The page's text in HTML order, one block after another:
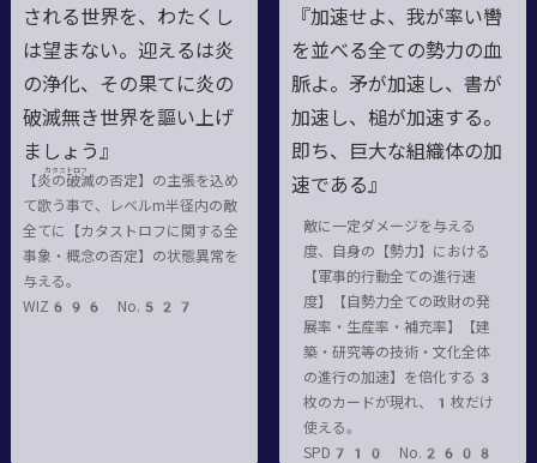
される世界を、わたくし
は望まない。迎えるは炎
の浄化、その果てに炎の
破滅無き世界を謳い上げ
ましょう』
【炎の
カタストロフ
破滅の否定】の主張を込め
て歌う事で、レベルm半径内の敵
全てに【カタストロフに関する全
事象・概念の否定】の状態異常を
与える。
WIZ696 No.527
『加速せよ、我が率い轡
を並べる全ての勢力の血
脈よ。矛が加速し、書が
加速し、槌が加速する。
即ち、巨大な組織体の加
速である』
敵に一定ダメージを与える
度、自身の【勢力】における
【軍事的行動全ての進行速
度】【自勢力全ての政財の発
展率・生産率・補充率】【建
築・研究等の技術・文化全体
の進行の加速】を倍化する3
枚のカードが現れ、1枚だけ
使える。
SPD710 No.2608